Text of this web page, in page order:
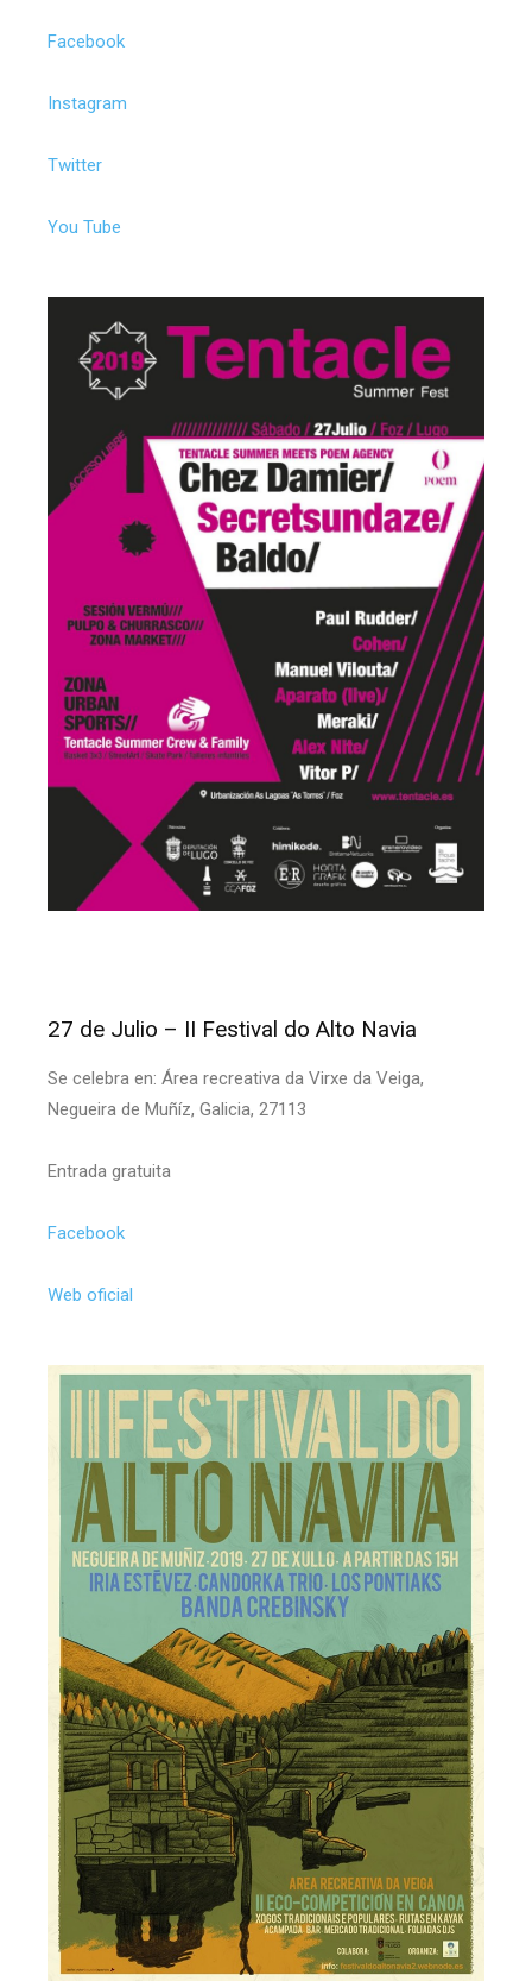
Facebook
Instagram
Twitter
You Tube
27 de Julio – II Festival do Alto Navia
Se celebra en: Área recreativa da Virxe da Veiga,
Negueira de Muñíz, Galicia, 27113
Entrada gratuita
Facebook
Web oficial